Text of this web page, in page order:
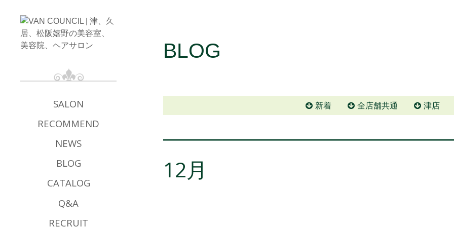
BLOG
新着 全店舗共通 津店
12月
SALON
RECOMMEND
NEWS
BLOG
CATALOG
Q&A
RECRUIT